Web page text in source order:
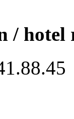
/ hotel